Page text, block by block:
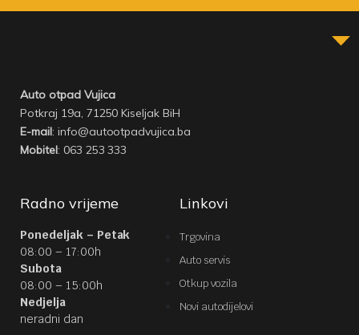
Auto otpad Vujica
Potkraj 19a, 71250 Kiseljak BiH
E-mail: info@autootpadvujica.ba
Mobitel: 063 253 333
Radno vrijeme
Ponedeljak – Petak
08:00 – 17:00h
Subota
08:00 – 15:00h
Nedjelja
neradni dan
Linkovi
Trgovina
Auto servis
Otkup vozila
Novi autodijelovi